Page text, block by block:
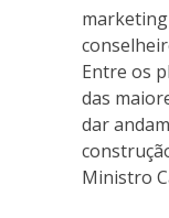
Entre os
das
dar
Ministro